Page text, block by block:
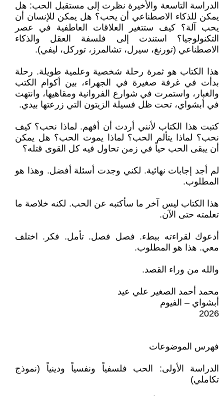
الدراسة التاسعة والأخيرة نظرت إلى مستقبل الحب: هل
يمكن للذكاء الاصطناعي أن يحب؟ هل يمكن للإنسان أن
يحب آلة؟ كيف ستتغير العلاقات العاطفية في عصر
التكنولوجيا؟ استندت إلى فلسفة العقل والذكاء
الاصطناعي (تورنغ، سيرل، تشالمرز، توركل، ليفي).
هذا الكتاب هو ثمرة رحلة شخصية وعلمية طويلة. رحلة
بدأت في غرفة صغيرة في الجهراء، بين أكوام الكتب
والغبار، واستمرت في شوارع الفروانية ومقاهيها، وانتهت
في أبشواي، تحت ظل فسيلة الزيتون التي زرعتها بيدي.
كتبت هذا الكتاب لأنني أردت أن أفهم. لماذا نحب؟ كيف
نحب؟ لماذا يتألم الحب؟ لماذا يموت الحب؟ هل يمكن
أن يبقى الحب حياً في زمن تحاول فيه كل القوى قتله؟
لم أجد إجابات نهائية. لكني وجدت أسئلة أفضل. وهذا هو
المطلوب.
هذا الكتاب ليس آخر ما سأكتبه عن الحب. لكنه خلاصة ما
تعلمته حتى الآن.
أدعوك لقراءته ببطء. فصل فصل. تأمل. فكر. اختلف
معي. هذا هو المطلوب.
والله من وراء القصد.
محمد أحمد الصغير علي عيد
أبشواي – الفيوم
2026
فهرس الموضوعات
الدراسة الأولى: الحب فلسفياً ونفسياً ودينياً (نموذج
تكاملي)